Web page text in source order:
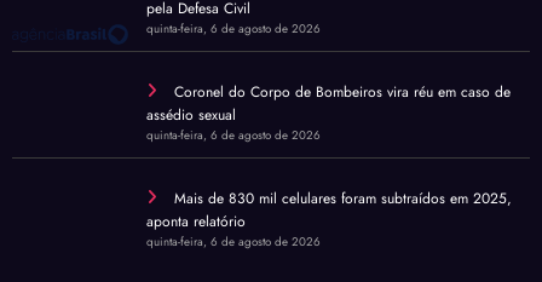
pela Defesa Civil
quinta-feira, 6 de agosto de 2026
Coronel do Corpo de Bombeiros vira réu em caso de
assédio sexual
quinta-feira, 6 de agosto de 2026
Mais de 830 mil celulares foram subtraídos em 2025,
aponta relatório
quinta-feira, 6 de agosto de 2026